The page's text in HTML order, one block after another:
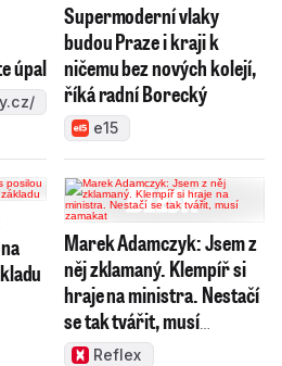
úpal
Supermoderní vlaky
budou Praze i kraji k
ničemu bez nových kolejí,
říká radní Borecký
e15
Marek Adamczyk: Jsem z
něj zklamaný. Klempíř si
hraje na ministra. Nestačí
se tak tvářit, musí
zamakat
Reflex